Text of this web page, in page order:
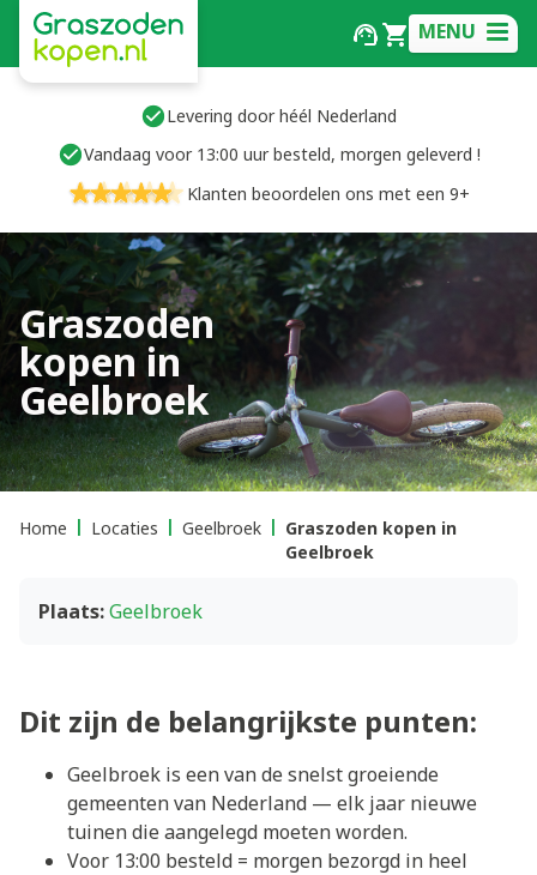
MENU
Levering door héél Nederland
Vandaag voor 13:00 uur besteld, morgen geleverd !
Klanten beoordelen ons met een 9+
Graszoden
kopen in
Geelbroek
Home Locaties Geelbroek
Graszoden kopen in
Geelbroek
Plaats:Geelbroek
Dit zijn de belangrijkste punten:
Geelbroek is een van de snelst groeiende
gemeenten van Nederland — elk jaar nieuwe
tuinen die aangelegd moeten worden.
Voor 13:00 besteld = morgen bezorgd in heel